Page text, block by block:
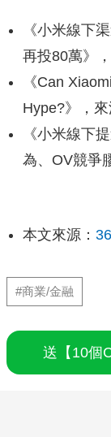
《小米線下
再投80萬》，
《Can
Hype?》，
《小米線下
為、OV競爭
本文來源：
#商業/金融
送【10個